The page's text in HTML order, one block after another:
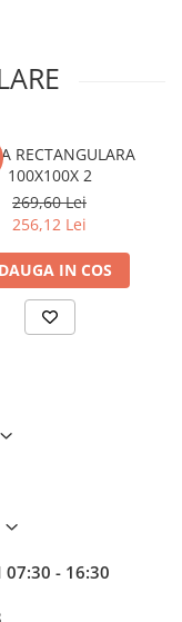
RECTANGULARA
100X100X 2
269,60 Lei
256,12 Lei
IN COS
07:30 - 16:30